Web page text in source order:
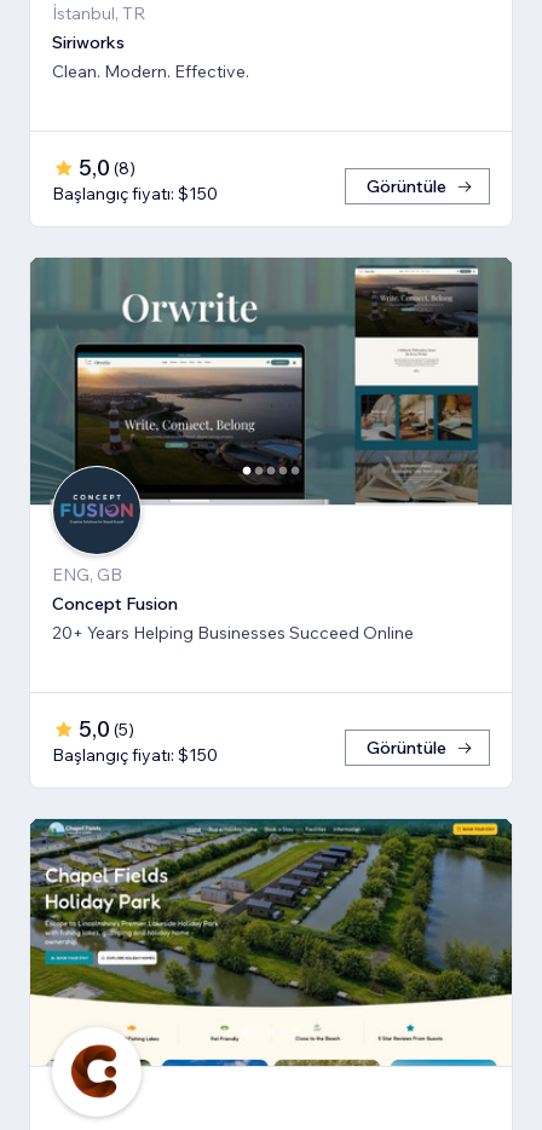
İstanbul, TR
Siriworks
Clean. Modern. Effective.
5,0 (8)
Başlangıç fiyatı: $150
Görüntüle
ENG, GB
Concept Fusion
20+ Years Helping Businesses Succeed Online
5,0 (5)
Başlangıç fiyatı: $150
Görüntüle